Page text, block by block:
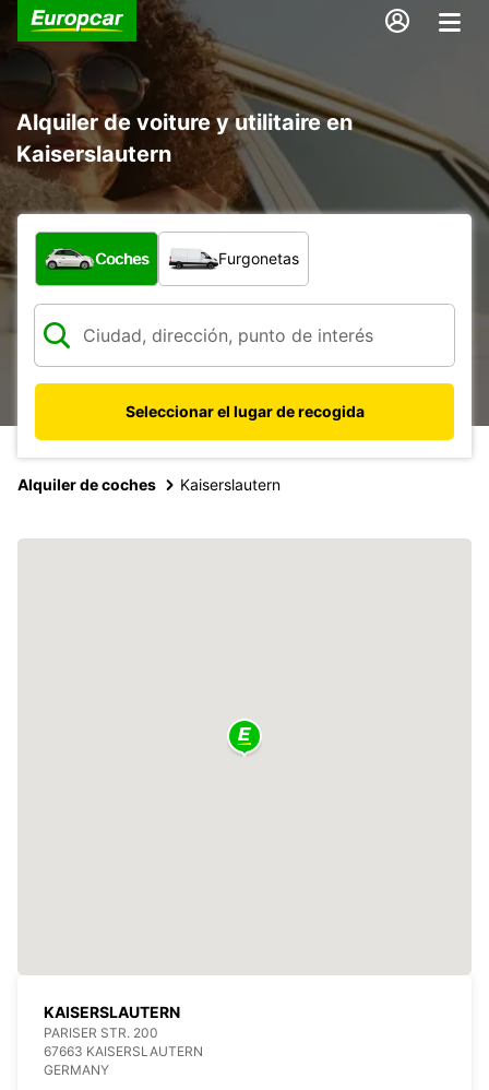
Alquiler de voiture y utilitaire en
Kaiserslautern
¿Qué tipo de vehículo?
Coches Furgonetas
Seleccionar el lugar de recogida
Alquiler de coches Kaiserslautern
KAISERSLAUTERN
PARISER STR. 200
67663 KAISERSLAUTERN
GERMANY